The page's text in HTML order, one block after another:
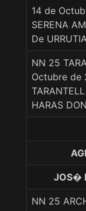
14 de
SERENA
De
NN 25
Octubre de
HARAS
JOS�
NN 25